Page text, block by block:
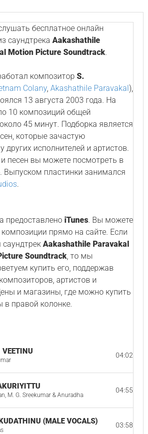
бесплатное онлайн
саундтрека Aakashathile
Motion Picture Soundtrack.
композитор S.
Colany, Akashathile Paravakal),
13 августа 2003 года. На
10 композиций общей
45 минут. Подборка является
которые зачастую
других исполнителей и артистов.
песен вы можете посмотреть в
Выпуском пластинки занимался
.
предоставлено iTunes. Вы можете
прямо на сайте. Если
Aakashathile Paravakal
Soundtrack, то мы
купить его, поддержав
артистов и
и магазины, где можно купить
в правой колонке.
04:02
M. G. Sreekumar & Anuradha
04:55
(MALE VOCALS) 03:58